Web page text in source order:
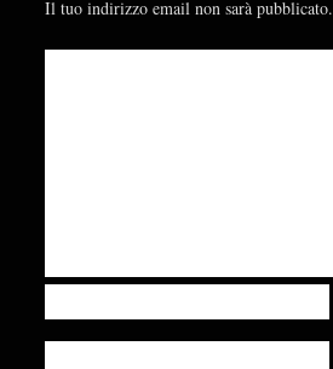
Il tuo indirizzo email non sarà pubblicato.